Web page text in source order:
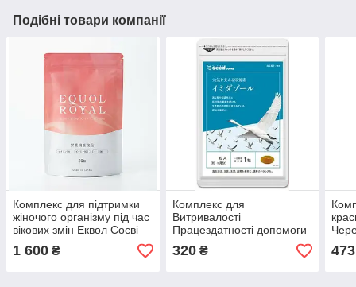
Подібні товари компанії
Комплекс для підтримки
жіночого організму під час
вікових змін Еквол Соєві
30 кап на 30 днів
1 600 ₴
Комплекс для
Витривалості
Працездатності допомоги
Розумових навантаженнях
320₴
днів
473